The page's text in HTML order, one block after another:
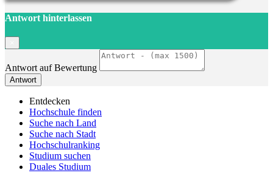
Antwort hinterlassen
Antwort auf Bewertung
Antwort
Entdecken
Hochschule finden
Suche nach Land
Suche nach Stadt
Hochschulranking
Studium suchen
Duales Studium